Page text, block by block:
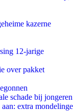
kazerne
12-jarige
over pakket
schade bij jongeren
extra mondelinge